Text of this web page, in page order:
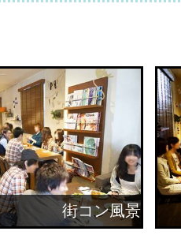
街コン風景